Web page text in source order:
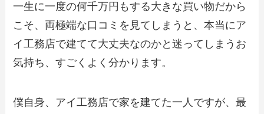
一生に一度の何千万円もする大きな買い物だから
こそ、両極端な口コミを見てしまうと、本当にア
イ工務店で建てて大丈夫なのかと迷ってしまうお
気持ち、すごくよく分かります。
僕自身、アイ工務店で家を建てた一人ですが、最